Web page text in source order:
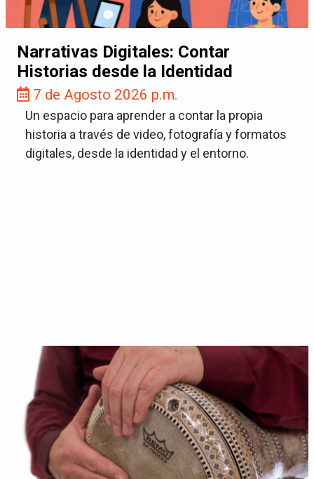
Narrativas Digitales: Contar
Historias desde la Identidad
7 de Agosto 2026 p.m.
Un espacio para aprender a contar la propia
historia a través de video, fotografía y formatos
digitales, desde la identidad y el entorno.